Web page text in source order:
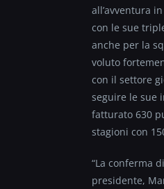
all’avventura
con le sue
anche per la
voluto
con il settore
seguire le sue
fatturato 630
stagioni con
“La conferma
presidente,